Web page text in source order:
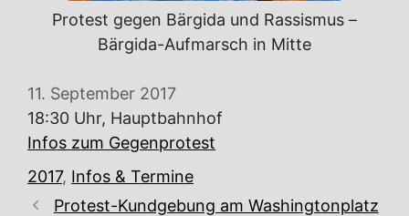
Protest gegen Bärgida und Rassismus –
Bärgida-Aufmarsch in Mitte
11. September 2017
18:30 Uhr, Hauptbahnhof
Infos zum Gegenprotest
Kategorien
2017, Infos & Termine
Protest-Kundgebung am Washingtonplatz